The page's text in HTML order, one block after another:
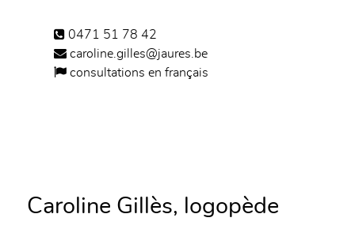
0471 51 78 42
caroline.gilles@jaures.be
consultations en français
Caroline Gillès, logopède